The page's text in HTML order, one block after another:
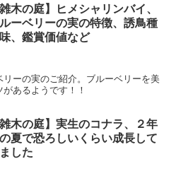
雑木の庭】ヒメシャリンバイ、
ーベリーの実の特徴、誘鳥種
、鑑賞価値など
ーの実のご紹介。ブルーベリーを美
あるようです！！
雑木の庭】実生のコナラ、２年
夏で恐ろしいくらい成長して
した